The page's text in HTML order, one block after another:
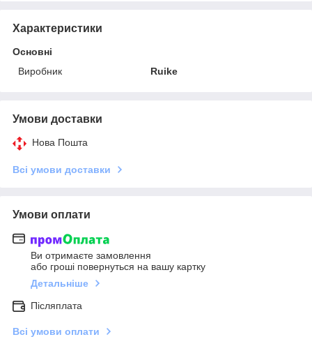
Характеристики
Основні
Виробник
Ruike
Умови доставки
Нова Пошта
Всі умови доставки
Умови оплати
Ви отримаєте замовлення
або гроші повернуться на вашу картку
Детальніше
Післяплата
Всі умови оплати